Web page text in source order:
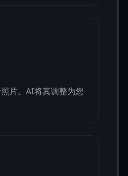
片。AI将其调整为您